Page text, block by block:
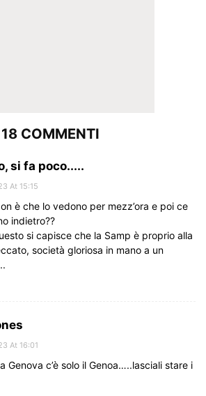
18 COMMENTI
si fa poco.....
At 15:15
è che lo vedono per mezz’ora e poi ce
indietro??
si capisce che la Samp è proprio alla
società gloriosa in mano a un
At 16:01
Genova c’è solo il Genoa…..lasciali stare i